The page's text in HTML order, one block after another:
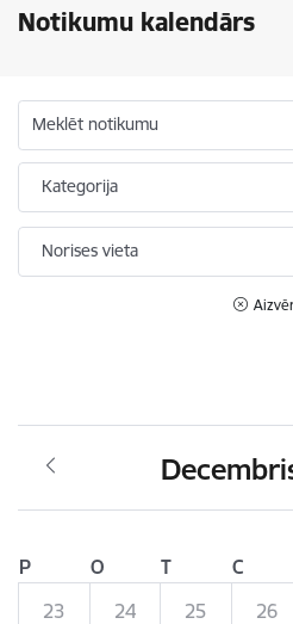
Notikumu kalendārs
Meklēt notikumu
Kategorija
Norises vieta
P O T C
23
24 25 26